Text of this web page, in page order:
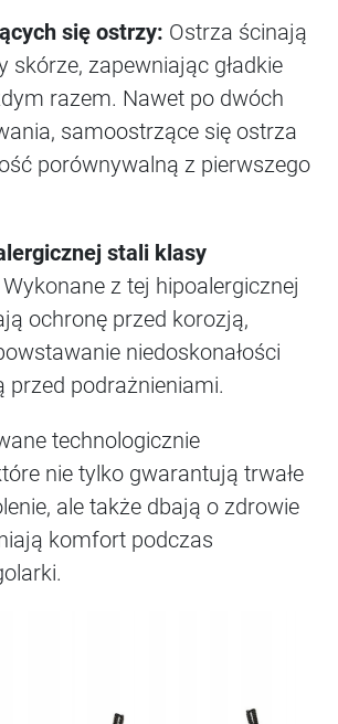
się ostrzy: Ostrza ścinają
skórze, zapewniając gładkie
razem. Nawet po dwóch
samoostrzące się ostrza
porównywalną z pierwszego
stali klasy
Wykonane z tej hipoalergicznej
ochronę przed korozją,
niedoskonałości
przed podrażnieniami.
technologicznie
nie tylko gwarantują trwałe
ale także dbają o zdrowie
komfort podczas